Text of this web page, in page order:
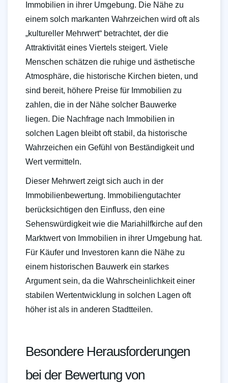
Immobilien in ihrer Umgebung. Die Nähe zu
einem solch markanten Wahrzeichen wird oft als
„kultureller Mehrwert“ betrachtet, der die
Attraktivität eines Viertels steigert. Viele
Menschen schätzen die ruhige und ästhetische
Atmosphäre, die historische Kirchen bieten, und
sind bereit, höhere Preise für Immobilien zu
zahlen, die in der Nähe solcher Bauwerke
liegen. Die Nachfrage nach Immobilien in
solchen Lagen bleibt oft stabil, da historische
Wahrzeichen ein Gefühl von Beständigkeit und
Wert vermitteln.
Dieser Mehrwert zeigt sich auch in der
Immobilienbewertung. Immobiliengutachter
berücksichtigen den Einfluss, den eine
Sehenswürdigkeit wie die Mariahilfkirche auf den
Marktwert von Immobilien in ihrer Umgebung hat.
Für Käufer und Investoren kann die Nähe zu
einem historischen Bauwerk ein starkes
Argument sein, da die Wahrscheinlichkeit einer
stabilen Wertentwicklung in solchen Lagen oft
höher ist als in anderen Stadtteilen.
Besondere Herausforderungen
bei der Bewertung von